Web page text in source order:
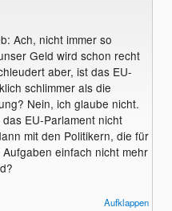
Ach, nicht immer so
Geld wird schon recht
aber, ist das EU-
schlimmer als die
Nein, ich glaube nicht.
EU-Parlament nicht
mit den Politikern, die für
einfach nicht mehr
einfach als einen
Aufklappen